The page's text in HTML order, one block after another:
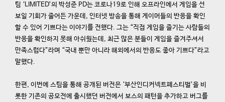
팀 ‘LIMITED’의 박성준 PD는 코로나19로 인해 오프라인에서 게임을 선
보일 기회가 줄어든 가운데, 인터넷 방송을 통해 게이머들의 반응을 확인
할 수 있어 기쁘다는 이야기를 전했다. 그는 “직접 게임을 즐기는 사람들의
반응을 확인하지 못해 아쉬웠는데, 최근 많은 분들이 게임을 즐겨주셔서
만족스럽다”라며 “국내 뿐만 아니라 해외에서의 반응도 좋아 기쁘다”라고
말했다.
한편, 이번에 스팀을 통해 공개된 버전은 ‘부산인디커넥트페스티벌’을 비
롯한 기존의 공모전에 출시했던 버전에서 보스의 패턴을 추가하고 버그를